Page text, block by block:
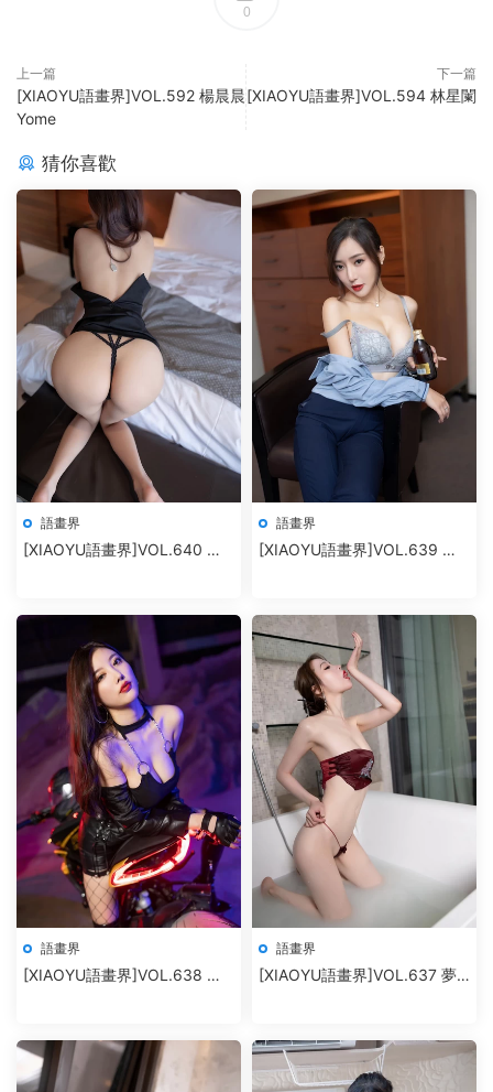
0
上一篇
[XIAOYU語畫界]VOL.592 楊晨晨
Yome
下一篇
[XIAOYU語畫界]VOL.594 林星闌
猜你喜歡
語畫界
[XIAOYU語畫界]VOL.640 楊
語畫界
[XIAOYU語畫界]VOL.639 王
語畫界
[XIAOYU語畫界]VOL.638 楊
語畫界
[XIAOYU語畫界]VOL.637 夢